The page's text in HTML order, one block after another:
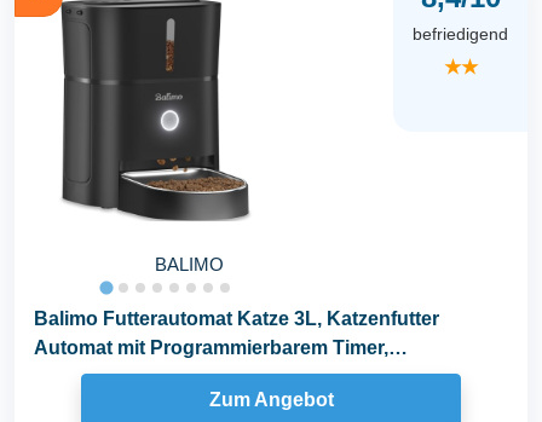
BALIMO
befriedigend
★★
Balimo Futterautomat Katze 3L, Katzenfutter
Automat mit Programmierbarem Timer,
Futterautomat Hunde...
Zum Angebot